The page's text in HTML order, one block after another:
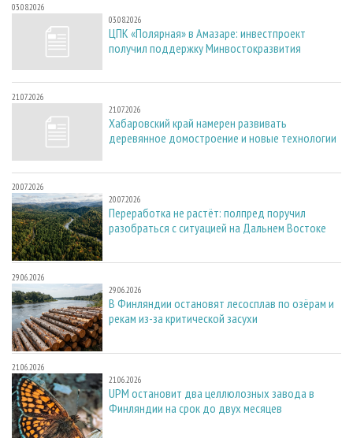
03.08.2026
03.08.2026
ЦПК «Полярная» в Амазаре: инвестпроект
получил поддержку Минвостокразвития
21.07.2026
21.07.2026
Хабаровский край намерен развивать
деревянное домостроение и новые технологии
20.07.2026
20.07.2026
Переработка не растёт: полпред поручил
разобраться с ситуацией на Дальнем Востоке
29.06.2026
29.06.2026
В Финляндии остановят лесосплав по озёрам и
рекам из-за критической засухи
21.06.2026
21.06.2026
UPM остановит два целлюлозных завода в
Финляндии на срок до двух месяцев